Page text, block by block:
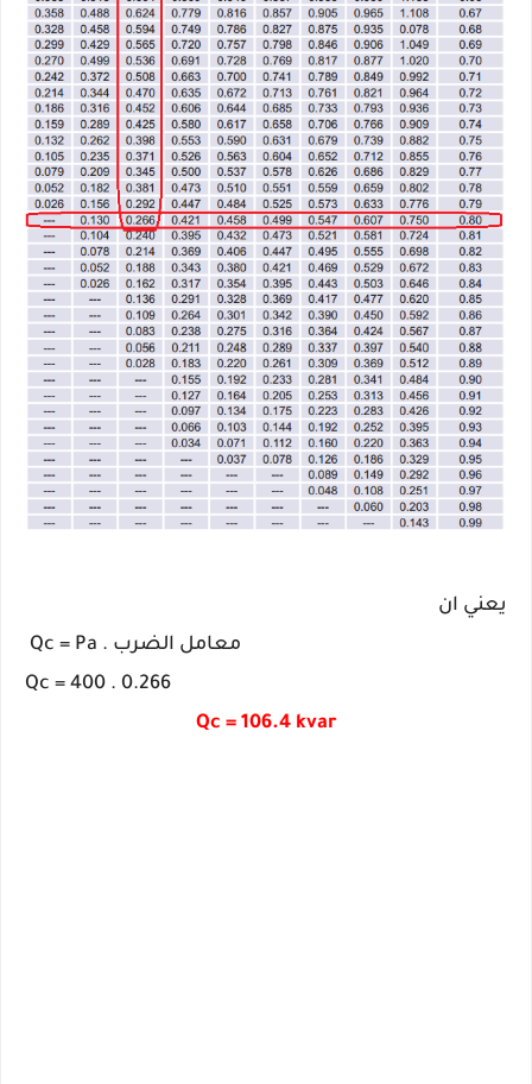
يعني ان
Qc = Pa . معامل الضرب
Qc = 400 . 0.266
Qc = 106.4 kvar